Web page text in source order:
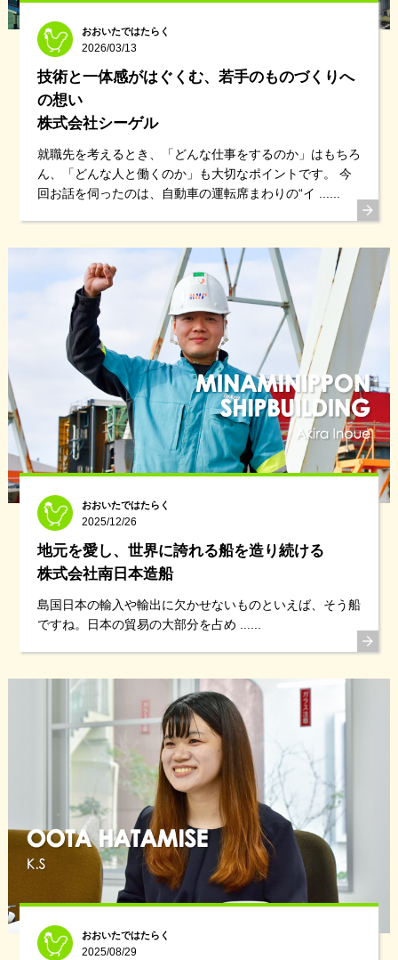
おおいたではたらく
2026/03/13
技術と一体感がはぐくむ、若手のものづくりへ
の想い
株式会社シーゲル
就職先を考えるとき、「どんな仕事をするのか」はもちろ
ん、「どんな人と働くのか」も大切なポイントです。 今
回お話を伺ったのは、自動車の運転席まわりの“イ ......
おおいたではたらく
2025/12/26
地元を愛し、世界に誇れる船を造り続ける
株式会社南日本造船
島国日本の輸入や輸出に欠かせないものといえば、そう船
ですね。日本の貿易の大部分を占め ......
おおいたではたらく
2025/08/29